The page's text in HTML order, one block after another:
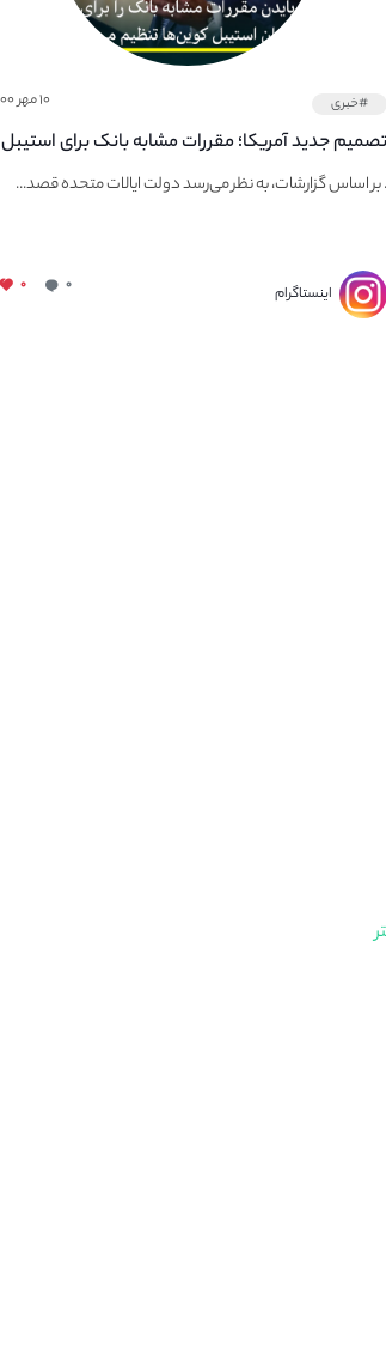
#خبری ۱۰ مهر ۱۴۰۰
تصمیم جدید آمریکا؛ مقررات مشابه بانک برای استیبل
کوین ها
. بر اساس گزارشات، به نظر می‌رسد دولت ایالات متحده قصد...
اینستاگرام ۰ ۰